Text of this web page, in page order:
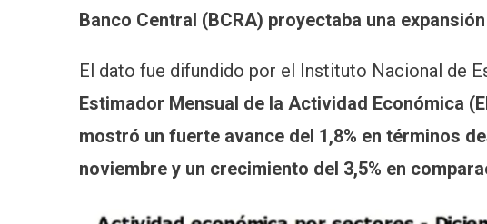
Banco Central (BCRA) proyectaba una
El dato fue difundido por el Instituto Nacional de
Estimador Mensual de la Actividad Económica
mostró un fuerte avance del 1,8% en términos
noviembre y un crecimiento del 3,5% en